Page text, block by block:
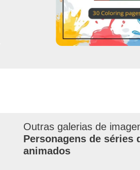
Outras galerias de
Personagens de séries
animados